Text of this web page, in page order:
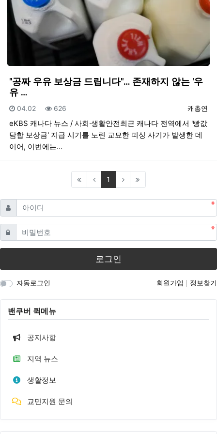
"공짜 우유 보상금 드립니다"… 존재하지 않는 '우
유 …
등록자
캐총연
등록일
04.02 조회
626
eKBS 캐나다 뉴스 / 사회·생활안전최근 캐나다 전역에서 '빵값
담합 보상금' 지급 시기를 노린 교묘한 피싱 사기가 발생한 데
이어, 이번에는…
1 (current)
아이디 필수
비밀번호필수
로그인
자동로그인 회원가입 정보찾기
밴쿠버 퀵메뉴
공지사항
지역 뉴스
생활정보
교민지원 문의